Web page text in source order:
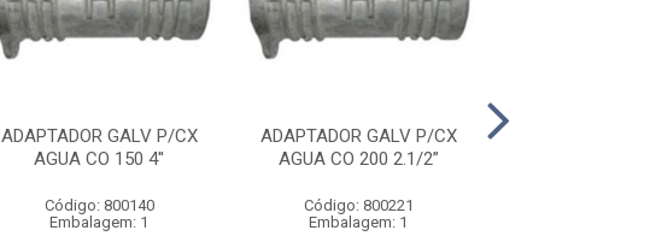
ADAPTADOR GALV P/CX
AGUA CO 150 4''
Código: 800140
Embalagem: 1
ADAPTADOR GALV P/CX
AGUA CO 200 2.1/2”
Código: 800221
Embalagem: 1